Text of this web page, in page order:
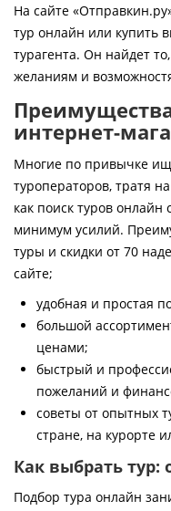
Контакты
На сайте
тур онлайн или купить
турагента. Он найдет
желаниям и
интернет-
Многие по привычке
туроператоров, тратя
как поиск туров онлайн
минимум усилий.
туры и скидки от 70
сайте;
удобная и простая
большой
ценами;
быстрый и
пожеланий и
советы от опытных
стране, на курорте
Как выбрать тур:
Подбор тура онлайн